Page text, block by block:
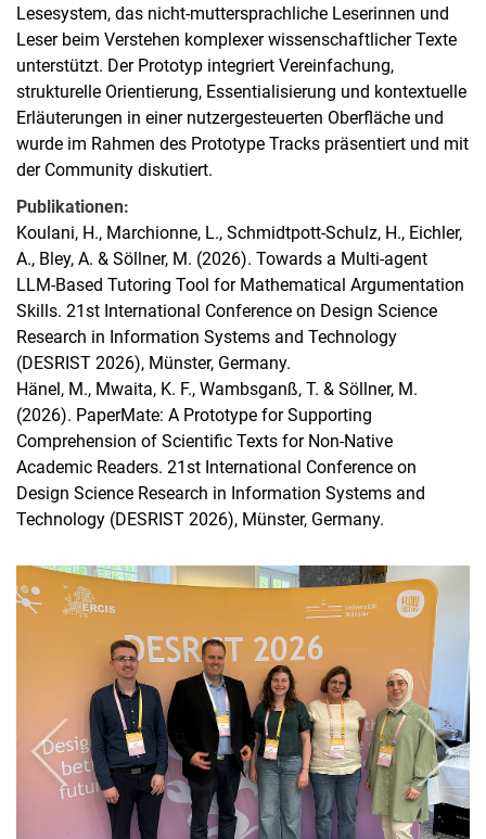
Lesesystem, das nicht-muttersprachliche Leserinnen und
Leser beim Verstehen komplexer wissenschaftlicher Texte
unterstützt. Der Prototyp integriert Vereinfachung,
strukturelle Orientierung, Essentialisierung und kontextuelle
Erläuterungen in einer nutzergesteuerten Oberfläche und
wurde im Rahmen des Prototype Tracks präsentiert und mit
der Community diskutiert.
Publikationen:
Koulani, H., Marchionne, L., Schmidtpott-Schulz, H., Eichler,
A., Bley, A. & Söllner, M. (2026). Towards a Multi-agent
LLM-Based Tutoring Tool for Mathematical Argumentation
Skills. 21st International Conference on Design Science
Research in Information Systems and Technology
(DESRIST 2026), Münster, Germany.
Hänel, M., Mwaita, K. F., Wambsganß, T. & Söllner, M.
(2026). PaperMate: A Prototype for Supporting
Comprehension of Scientific Texts for Non-Native
Academic Readers. 21st International Conference on
Design Science Research in Information Systems and
Technology (DESRIST 2026), Münster, Germany.
zurück weiter